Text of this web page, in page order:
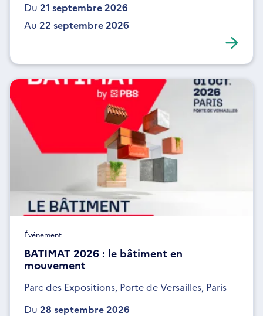
Du 21 septembre 2026
Au 22 septembre 2026
Événement
BATIMAT 2026 : le bâtiment en
mouvement
Parc des Expositions, Porte de Versailles, Paris
Du 28 septembre 2026